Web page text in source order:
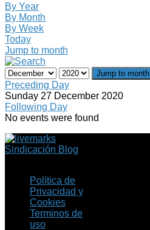
By Year
By Month
By Week
Today
Jump to month
Jump to month
Preceding Day
Sunday 27 December 2020
Following Day
No events were found
Sindicación Blog
Política de
Privacidad y
Cookies
Terminos de
uso